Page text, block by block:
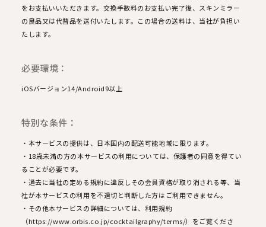
をお支払いいただきます。交換手数料のお支払い完了後、スキンミラー
の良品又は代替品を送付いたします。この場合の送料は、当社が負担い
たします。
必要環境：
iOSバージョン14/Android9以上
特別な条件：
・本サービスの提供は、日本国内の配送可能地域に限ります。
・18歳未満の方の本サービスの利用については、保護者の同意を得てい
ることが必要です。
・過去に当社の定める規約に違反しその会員資格が取り消される等、当
社が本サービスの利用を不適切と判断した方はご利用できません。
・その他本サービスの詳細については、利用規約
（https://www.orbis.co.jp/cocktailgraphy/terms/）をご覧くださ